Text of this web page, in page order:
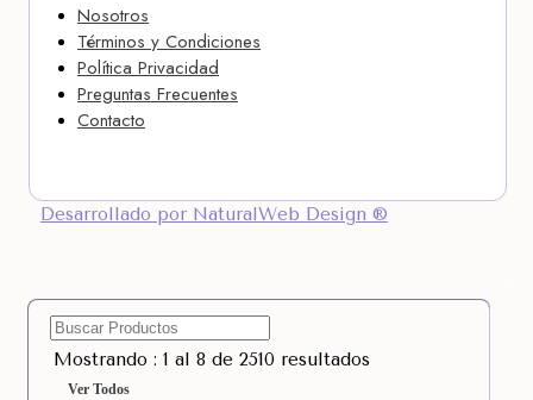
Nosotros
Términos y Condiciones
Política Privacidad
Preguntas Frecuentes
Contacto
Desarrollado por NaturalWeb Design ®
Mostrando : 1 al 8 de 2510 resultados
Ver Todos